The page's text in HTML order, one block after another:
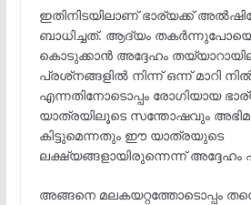
ഇതിനിടയിലാണ് ഭാര്യക്ക്
ബാധിച്ചത്. ആദ്യം
കൊടുക്കാൻ അദ്ദേഹം
പ്രശ്‌നങ്ങളിൽ നിന്ന് ഒന്ന് മാറി
എന്നതിനോടൊപ്പം രോഗിയായ
യാത്രയിലൂടെ സന്തോഷവും
കിട്ടുമെന്നതും ഈ യാത്രയുടെ
ലക്ഷ്യങ്ങളായിരുന്നെന്ന്
അങ്ങനെ മലകയറ്റത്തോടൊപ്പം